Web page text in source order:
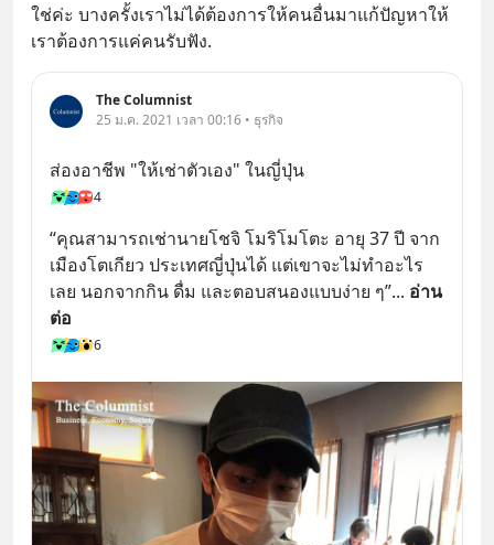
ใช่ค่ะ บางครั้งเราไม่ได้ต้องการให้คนอื่นมาแก้ปัญหาให้
เราต้องการแค่คนรับฟัง.
The Columnist
25 ม.ค. 2021 เวลา 00:16 • ธุรกิจ
ส่องอาชีพ "ให้เช่าตัวเอง" ในญี่ปุ่น
4
“คุณสามารถเช่านายโชจิ โมริโมโตะ อายุ 37 ปี จาก
เมืองโตเกียว ประเทศญี่ปุ่นได้ แต่เขาจะไม่ทำอะไร
เลย นอกจากกิน ดื่ม และตอบสนองแบบง่าย ๆ”... อ่าน
ต่อ
6